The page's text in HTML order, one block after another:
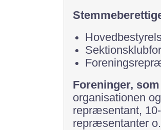
Foreninger,
organisationen
repræsentant,
repræsentanter